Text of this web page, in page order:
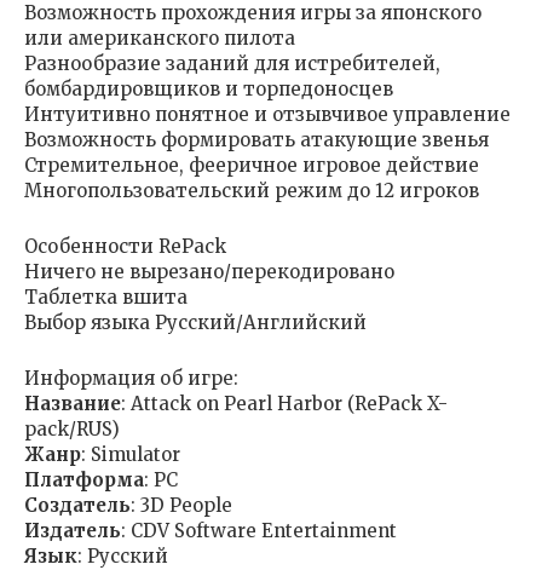
Возможность прохождения игры за японского
или американского пилота
Разнообразие заданий для истребителей,
бомбардировщиков и торпедоносцев
Интуитивно понятное и отзывчивое управление
Возможность формировать атакующие звенья
Стремительное, фееричное игровое действие
Многопользовательский режим до 12 игроков
Особенности RePack
Ничего не вырезано/перекодировано
Таблетка вшита
Выбор языка Русский/Английский
Информация об игре:
Название: Attack on Pearl Harbor (RePack X-
pack/RUS)
Жанр: Simulator
Платформа: PC
Создатель: 3D People
Издатель: CDV Software Entertainment
Язык: Русский